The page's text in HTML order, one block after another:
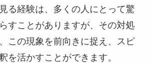
る経験は、多くの人にとって驚
すことがありますが、その対処
この現象を前向きに捉え、スピ
を活かすことができます。